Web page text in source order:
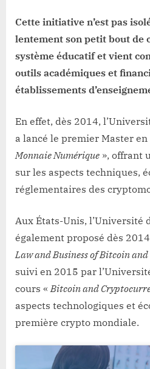
Cette initiative n’est pas
lentement son petit bout de
système éducatif et vient
outils académiques et
établissements
En effet, dès 2014,
a lancé le premier Master
Monnaie Numérique », offrant
sur les aspects techniques,
réglementaires des
Aux États-Unis, l’Université
également proposé dès
Law and Business of Bitcoin
suivi en 2015 par
cours «Bitcoin and
aspects technologiques et
première crypto mondiale.